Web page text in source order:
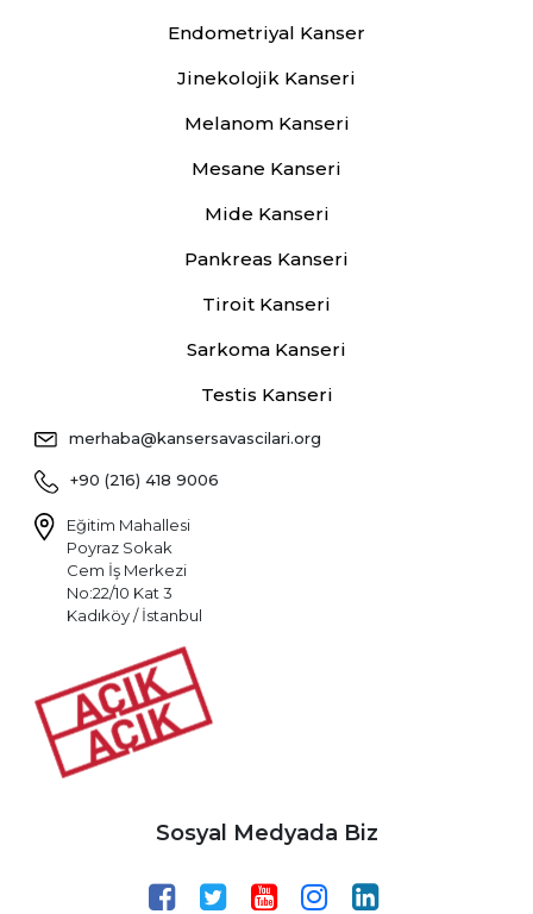
Endometriyal Kanser
Jinekolojik Kanseri
Melanom Kanseri
Mesane Kanseri
Mide Kanseri
Pankreas Kanseri
Tiroit Kanseri
Sarkoma Kanseri
Testis Kanseri
merhaba@kansersavascilari.org
+90 (216) 418 9006
Eğitim Mahallesi
Poyraz Sokak
Cem İş Merkezi
No:22/10 Kat 3
Kadıköy / İstanbul
Sosyal Medyada Biz